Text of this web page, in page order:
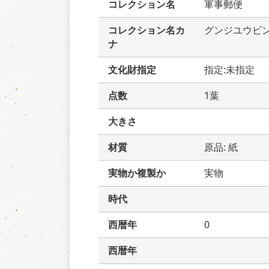
コレクション名
軍事郵便
コレクション名カ
ナ
グンジユウビ
文化財指定
指定:未指定
点数
1葉
大きさ
材質
原品: 紙
実物か複製か
実物
時代
西暦年
0
西暦年